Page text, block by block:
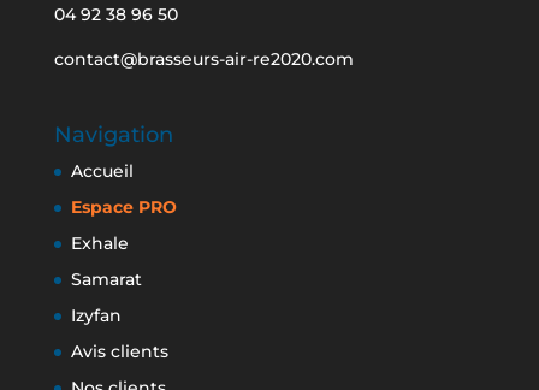
04 92 38 96 50
contact@brasseurs-air-re2020.com
Navigation
Accueil
Espace PRO
Exhale
Samarat
Izyfan
Avis clients